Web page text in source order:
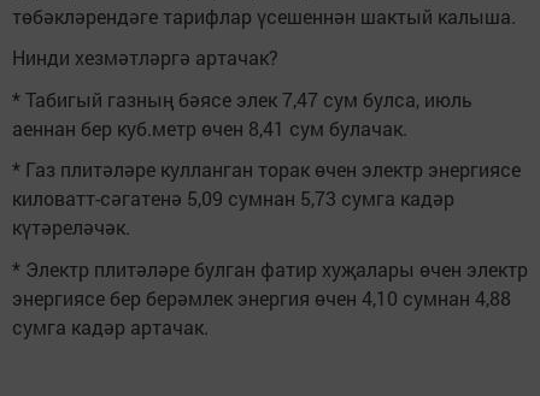
төбәкләрендәге тарифлар үсешеннән шактый калыша.
Нинди хезмәтләргә артачак?
* Табигый газның бәясе элек 7,47 сум булса, июль
аеннан бер куб.метр өчен 8,41 сум булачак.
* Газ плитәләре кулланган торак өчен электр энергиясе
киловатт-сәгатенә 5,09 сумнан 5,73 сумга кадәр
күтәреләчәк.
* Электр плитәләре булган фатир хуҗалары өчен электр
энергиясе бер берәмлек энергия өчен 4,10 сумнан 4,88
сумга кадәр артачак.